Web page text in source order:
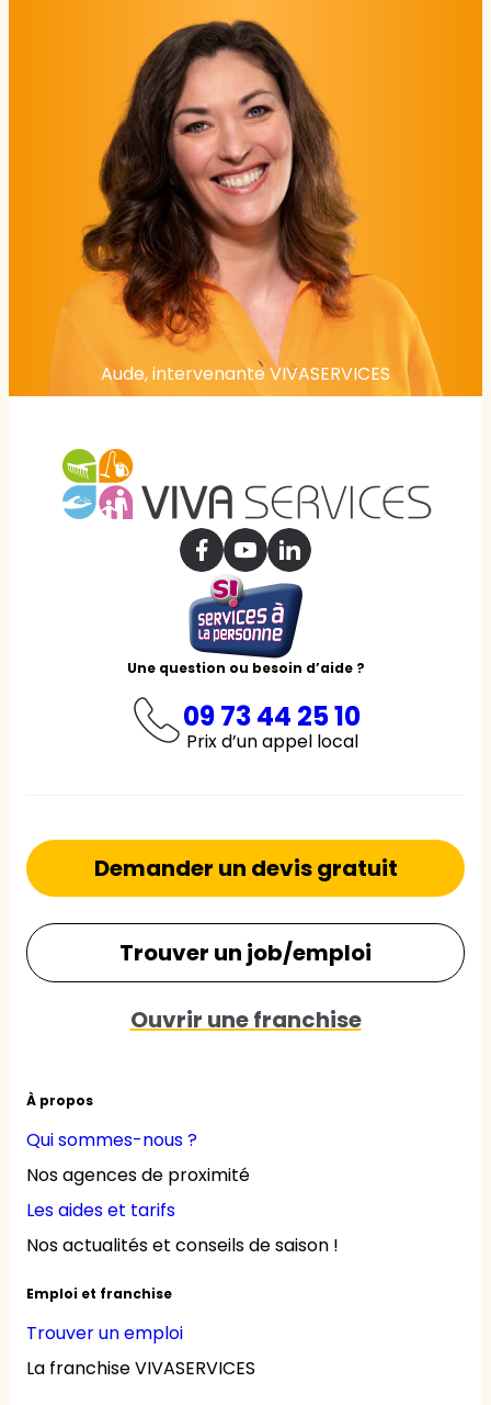
Aude, intervenante VIVASERVICES
Une question ou besoin d’aide ?
09 73 44 25 10
Prix d’un appel local
À propos
Qui sommes-nous ?
Nos agences de proximité
Les aides et tarifs
Nos actualités et conseils de saison !
Emploi et franchise
Trouver un emploi
La franchise VIVASERVICES
Demander un devis gratuit
Trouver un job/emploi
Ouvrir une franchise